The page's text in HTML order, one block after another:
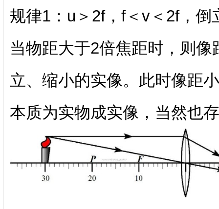
规律1：u＞2f，f＜v＜2f，倒
当物距大于2倍焦距时，则
立、缩小的实像。此时像距
本质为实物成实像，当然也